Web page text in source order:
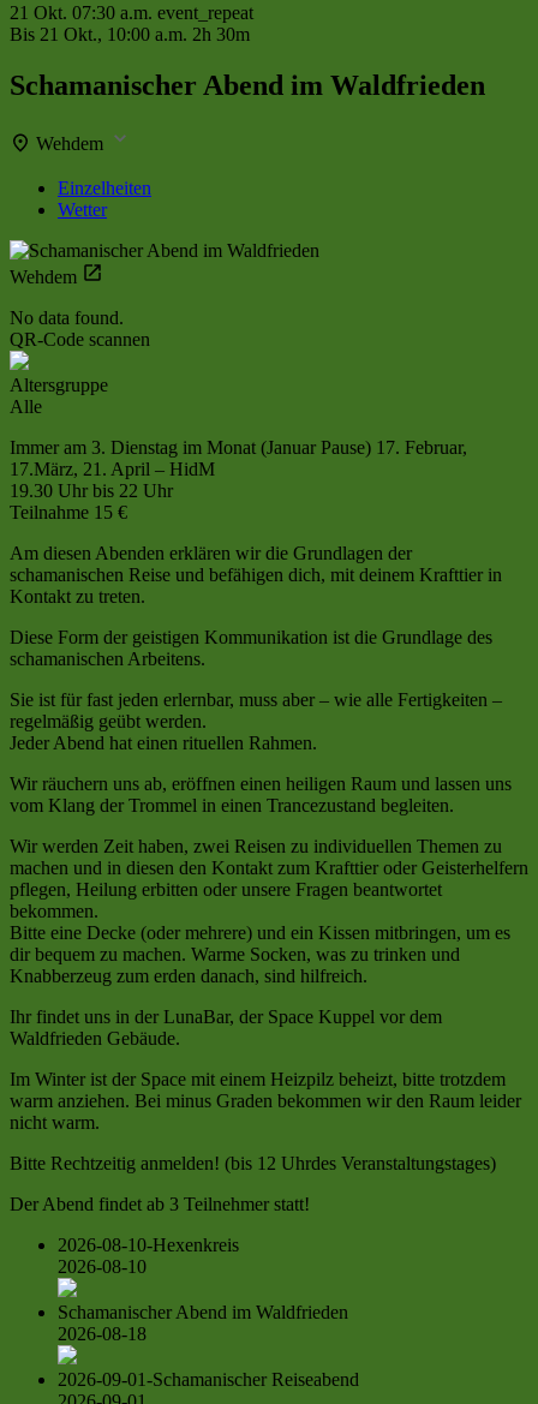
21 Okt. 07:30 a.m. event_repeat
Bis 21 Okt., 10:00 a.m. 2h 30m
Schamanischer Abend im Waldfrieden
Wehdem
Einzelheiten
Wetter
Wehdem
No data found.
QR-Code scannen
Altersgruppe
Alle
Immer am 3. Dienstag im Monat (Januar Pause) 17. Februar,
17.März, 21. April – HidM
19.30 Uhr bis 22 Uhr
Teilnahme 15 €
Am diesen Abenden erklären wir die Grundlagen der
schamanischen Reise und befähigen dich, mit deinem Krafttier in
Kontakt zu treten.
Diese Form der geistigen Kommunikation ist die Grundlage des
schamanischen Arbeitens.
Sie ist für fast jeden erlernbar, muss aber – wie alle Fertigkeiten –
regelmäßig geübt werden.
Jeder Abend hat einen rituellen Rahmen.
Wir räuchern uns ab, eröffnen einen heiligen Raum und lassen uns
vom Klang der Trommel in einen Trancezustand begleiten.
Wir werden Zeit haben, zwei Reisen zu individuellen Themen zu
machen und in diesen den Kontakt zum Krafttier oder Geisterhelfern
pflegen, Heilung erbitten oder unsere Fragen beantwortet
bekommen.
Bitte eine Decke (oder mehrere) und ein Kissen mitbringen, um es
dir bequem zu machen. Warme Socken, was zu trinken und
Knabberzeug zum erden danach, sind hilfreich.
Ihr findet uns in der LunaBar, der Space Kuppel vor dem
Waldfrieden Gebäude.
Im Winter ist der Space mit einem Heizpilz beheizt, bitte trotzdem
warm anziehen. Bei minus Graden bekommen wir den Raum leider
nicht warm.
Bitte Rechtzeitig anmelden! (bis 12 Uhrdes Veranstaltungstages)
Der Abend findet ab 3 Teilnehmer statt!
2026-08-10-Hexenkreis
2026-08-10
Schamanischer Abend im Waldfrieden
2026-08-18
2026-09-01-Schamanischer Reiseabend